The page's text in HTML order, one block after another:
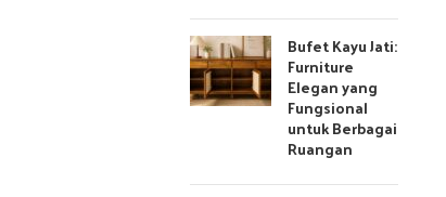
Bufet Kayu Jati:
Furniture
Elegan yang
Fungsional
untuk Berbagai
Ruangan